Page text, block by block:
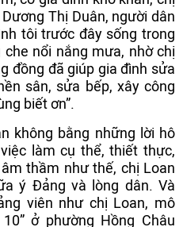
Thị Duân, người dân
tôi trước đây sống trong
nổi nắng mưa, nhờ chị
đồng đã giúp gia đình sửa
sân, sửa bếp, xây công
biết ơn”.
không bằng những lời hô
làm cụ thể, thiết thực,
thầm như thế, chị Loan
ý Đảng và lòng dân. Và
viên như chị Loan, mô
ở phường Hồng Châu